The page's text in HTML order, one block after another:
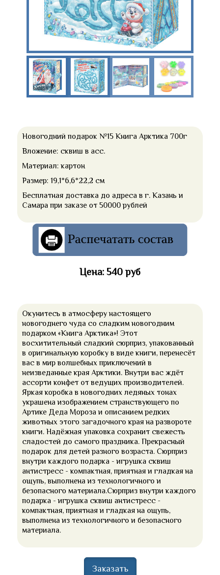
Новогодний подарок №15 Книга Арктика 700г
Вложение: сквиш в асс.
Материал: картон
Размер: 19,1*6,6*22,2 см
Бесплатная доставка до адреса в г. Казань и
Самара при заказе от 50000 рублей
Цена: 540 руб
Окунитесь в атмосферу настоящего
новогоднего чуда со сладким новогодним
подарком «Книга Арктика»! Этот
восхитительный сладкий сюрприз, упакованный
в оригинальную коробку в виде книги, перенесёт
вас в мир волшебных приключений в
неизведанные края Арктики. Внутри вас ждёт
ассорти конфет от ведущих производителей.
Яркая коробка в новогодних ледяных тонах
украшена изображением странствующего по
Артике Деда Мороза и описанием редких
животных этого загадочного края на развороте
книги. Надёжная упаковка сохранит свежесть
сладостей до самого праздника. Прекрасный
подарок для детей разного возраста. Сюрприз
внутри каждого подарка - игрушка сквиш
антистресс - компактная, приятная и гладкая на
ощупь, выполнена из технологичного и
безопасного материала.Сюрприз внутри каждого
подарка - игрушка сквиш антистресс -
компактная, приятная и гладкая на ощупь,
выполнена из технологичного и безопасного
материала.
Заказать